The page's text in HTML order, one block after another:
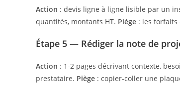
Action : devis ligne à ligne lisible par un
quantités, montants HT. Piège : les forfaits
Étape 5 — Rédiger la note de
Action : 1-2 pages décrivant contexte,
prestataire. Piège : copier-coller une